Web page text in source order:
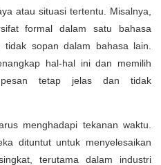
atau situasi tertentu. Misalnya,
formal dalam satu bahasa
sopan dalam bahasa lain.
hal-hal ini dan memilih
tetap jelas dan tidak
menghadapi tekanan waktu.
dituntut untuk menyelesaikan
terutama dalam industri